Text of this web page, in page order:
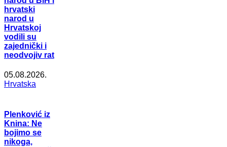
hrvatski
narod u
Hrvatskoj
vodili su
zajednički i
neodvojiv rat
05.08.2026.
Hrvatska
Plenković iz
Knina: Ne
bojimo se
nikoga,